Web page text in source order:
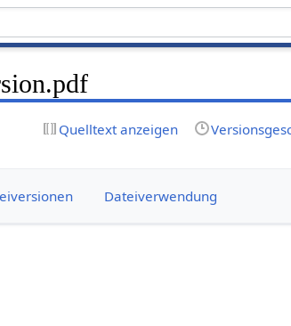
Quelltext anzeigen
Dateiverwendung